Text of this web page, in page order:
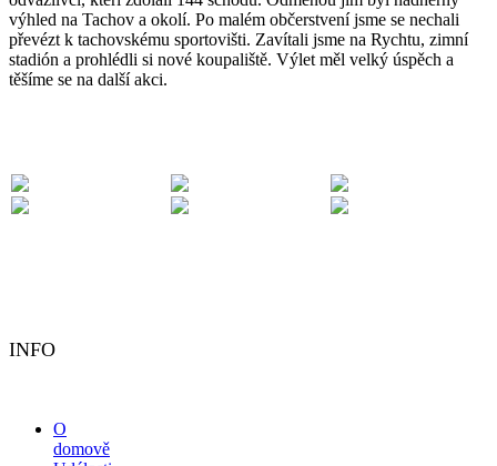
výhled na Tachov a okolí. Po malém občerstvení jsme se nechali
převézt k tachovskému sportovišti. Zavítali jsme na Rychtu, zimní
stadión a prohlédli si nové koupaliště. Výlet měl velký úspěch a
těšíme se na další akci.
INFO
O
domově